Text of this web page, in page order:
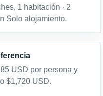
1 habitación · 2
Solo alojamiento.
USD por persona y
$1,720 USD.